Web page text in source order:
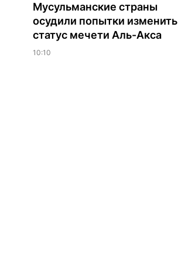
Мусульманские страны
осудили попытки изменить
статус мечети Аль-Акса
10:10